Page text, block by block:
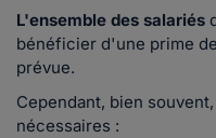
L'ensemble des salariés
bénéficier d'une prime
prévue.
Cependant, bien souvent,
nécessaires :